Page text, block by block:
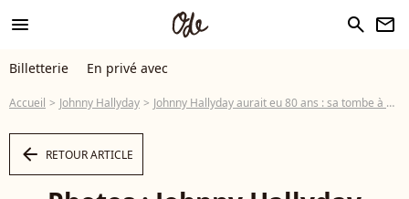
menu search newsletter
Billetterie En privé avec
Accueil Johnny Hallyday Johnny Hallyday aurait eu 80 ans : sa tombe à Saint-Barthélemy magnifiquement refleurie pour lui rendre hommage
arrow_left RETOUR ARTICLE